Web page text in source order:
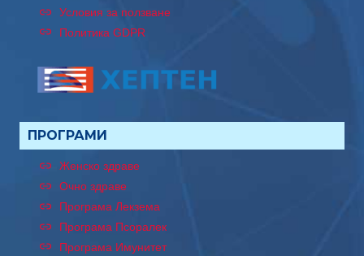
Условия за ползване
Политика GDPR
ПРОГРАМИ
Женско здраве
Очно здраве
Програма Лекзема
Програма Псоралек
Програма Имунитет